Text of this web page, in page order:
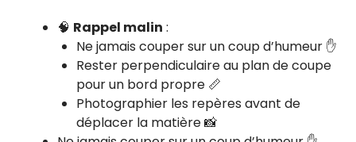
🧠 Rappel malin :
Ne jamais couper sur un coup d’humeur ✋
Rester perpendiculaire au plan de coupe
pour un bord propre 📏
Photographier les repères avant de
déplacer la matière 📸